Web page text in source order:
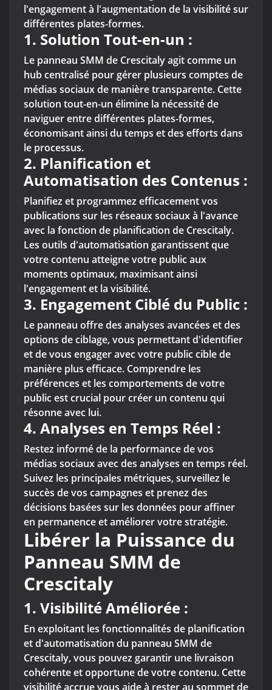
l'engagement à l'augmentation de la visibilité sur
différentes plates-formes.
1. Solution Tout-en-un :
Le panneau SMM de Crescitaly agit comme un
hub centralisé pour gérer plusieurs comptes de
médias sociaux de manière transparente. Cette
solution tout-en-un élimine la nécessité de
naviguer entre différentes plates-formes,
économisant ainsi du temps et des efforts dans
le processus.
2. Planification et
Automatisation des Contenus :
Planifiez et programmez efficacement vos
publications sur les réseaux sociaux à l'avance
avec la fonction de planification de Crescitaly.
Les outils d'automatisation garantissent que
votre contenu atteigne votre public aux
moments optimaux, maximisant ainsi
l'engagement et la visibilité.
3. Engagement Ciblé du Public :
Le panneau offre des analyses avancées et des
options de ciblage, vous permettant d'identifier
et de vous engager avec votre public cible de
manière plus efficace. Comprendre les
préférences et les comportements de votre
public est crucial pour créer un contenu qui
résonne avec lui.
4. Analyses en Temps Réel :
Restez informé de la performance de vos
médias sociaux avec des analyses en temps réel.
Suivez les principales métriques, surveillez le
succès de vos campagnes et prenez des
décisions basées sur les données pour affiner
en permanence et améliorer votre stratégie.
Libérer la Puissance du
Panneau SMM de
Crescitaly
1. Visibilité Améliorée :
En exploitant les fonctionnalités de planification
et d'automatisation du panneau SMM de
Crescitaly, vous pouvez garantir une livraison
cohérente et opportune de votre contenu. Cette
visibilité accrue vous aide à rester au sommet de